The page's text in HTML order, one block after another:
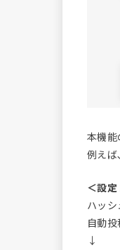
本機能
例えば
＜設定
ハッシ
自動
↓